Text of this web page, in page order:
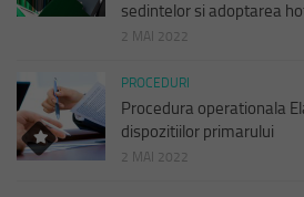
sedintelor si adoptarea
2 MAI 2022
PROCEDURI
Procedura operationala
dispozitiilor primarului
2 MAI 2022